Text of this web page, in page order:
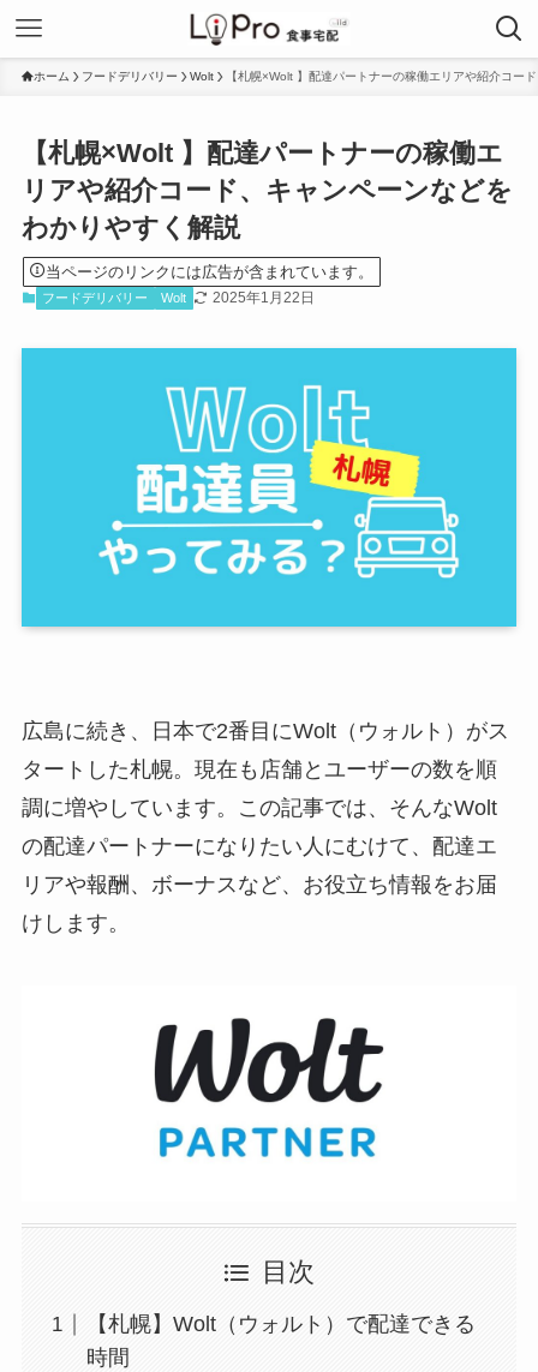
ホーム フードデリバリー Wolt 【札幌×Wolt 】配達パートナーの稼働エリアや紹介コー
【札幌×Wolt 】配達パートナーの稼働エ
リアや紹介コード、キャンペーンなどを
わかりやすく解説
当ページのリンクには広告が含まれています。
フードデリバリー Wolt 2025年1月22日
広島に続き、日本で2番目にWolt（ウォルト）がス
タートした札幌。現在も店舗とユーザーの数を順
調に増やしています。この記事では、そんなWolt
の配達パートナーになりたい人にむけて、配達エ
リアや報酬、ボーナスなど、お役立ち情報をお届
けします。
目次
【札幌】Wolt（ウォルト）で配達できる
時間